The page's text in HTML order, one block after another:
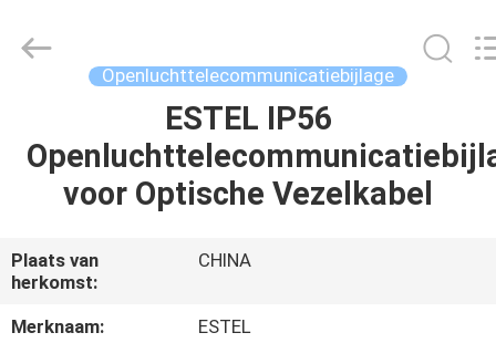
PRODUCTEN
ONGEVEER
ONS
TECHNOLOGY
Openluchttelecommunicatiebijlage
ESTEL IP56
voor Optische Vezelkabel
Plaats van
herkomst:
CHINA
Merknaam:
ESTEL